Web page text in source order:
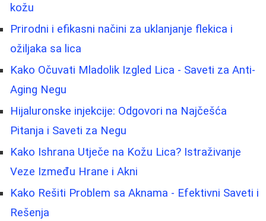
kožu
Prirodni i efikasni načini za uklanjanje flekica i
ožiljaka sa lica
Kako Očuvati Mladolik Izgled Lica - Saveti za Anti-
Aging Negu
Hijaluronske injekcije: Odgovori na Najčešća
Pitanja i Saveti za Negu
Kako Ishrana Utječe na Kožu Lica? Istraživanje
Veze Između Hrane i Akni
Kako Rešiti Problem sa Aknama - Efektivni Saveti i
Rešenja